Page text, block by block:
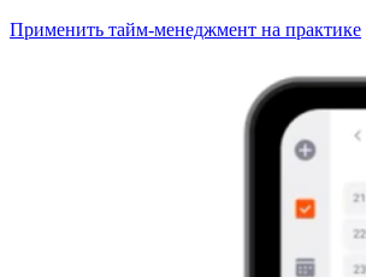
Применить тайм-менеджмент на практике